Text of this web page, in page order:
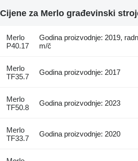
Cijene za Merlo građevinski
Merlo
P40.17
Godina proizvodnje: 2019,
m/č
Merlo
TF35.7
Godina proizvodnje: 2017
Merlo
TF50.8
Godina proizvodnje: 2023
Merlo
TF33.7
Godina proizvodnje: 2020